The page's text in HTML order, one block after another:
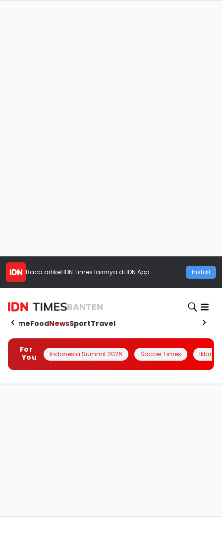
Baca artikel IDN Times lainnya di IDN App Install
BANTEN
HomeFoodNewsSportTravel
For
You
Indonesia Summit 2026 Soccer Times Iklanin